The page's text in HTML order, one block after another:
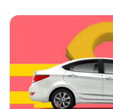
микро-, малого и
государственной
казахстанские
оформить займ
ставке благодаря